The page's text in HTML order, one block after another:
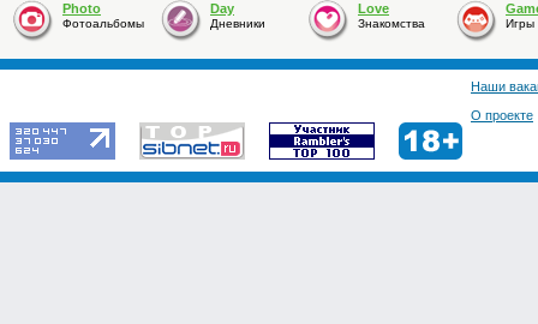
Photo
Фотоальбомы
Day
Дневники
Love
Знакомства Игры
Наши
О проекте